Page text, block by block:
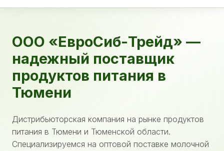
ООО «ЕвроСиб-Трейд» —
надежный поставщик
продуктов питания в
Тюмени
Дистрибьюторская компания на рынке продуктов
питания в Тюмени и Тюменской области.
Специализируемся на оптовой поставке молочной